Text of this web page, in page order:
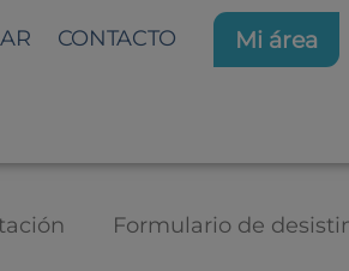
CONTACTO Mi área
Formulario de